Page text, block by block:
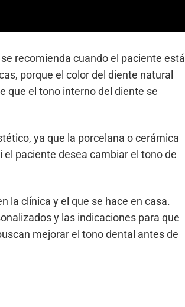
recomienda cuando el paciente está
porque el color del diente natural
que el tono interno del diente se
ya que la porcelana o cerámica
paciente desea cambiar el tono de
la clínica y el que se hace en casa.
y las indicaciones para que
mejorar el tono dental antes de